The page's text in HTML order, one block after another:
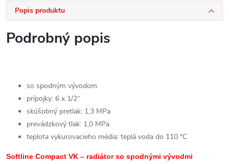
Popis produktu
Podrobný popis
so spodným vývodom
prípojky: 6 x 1/2“
skúšobný pretlak: 1,3 MPa
prevádzkový tlak: 1,0 MPa
teplota vykurovacieho média: teplá voda do 110 °C
Softline Compact VK – radiátor so spodnými vývodmi